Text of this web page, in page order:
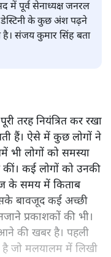
में पूर्व सेनाध्यक्ष जनरल
के कुछ अंश पढ़ने
है। संजय कुमार सिंह बता
तरह नियंत्रित कर रखा
हैं। ऐसे में कुछ लोगों ने
भी लोगों को समस्या
कई लोगों को उनकी
के समय में किताब
बावजूद कई अच्छी
प्रकाशकों की भी।
की खबर है। पहली
है जो मलयालम में लिखी